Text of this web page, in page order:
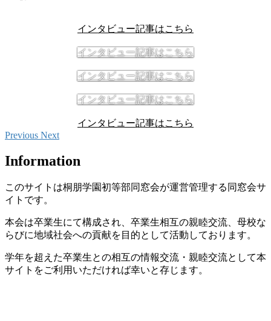
インタビュー記事はこちら
インタビュー記事はこちら
インタビュー記事はこちら
インタビュー記事はこちら
インタビュー記事はこちら
Previous Next
Information
このサイトは桐朋学園初等部同窓会が運営管理する同窓会サ
イトです。
本会は卒業生にて構成され、卒業生相互の親睦交流、母校な
らびに地域社会への貢献を目的として活動しております。
学年を超えた卒業生との相互の情報交流・親睦交流として本
サイトをご利用いただければ幸いと存じます。